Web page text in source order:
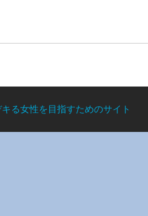
キる女性を目指すためのサイト